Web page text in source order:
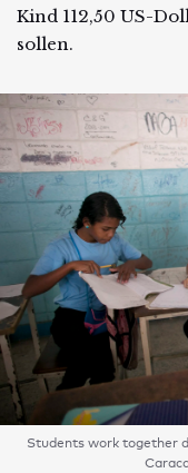
Kind 112,50 US-
sollen.
Students work together